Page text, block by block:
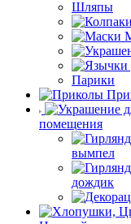
Шляпы
Парики
помещения
вымпел
дождик